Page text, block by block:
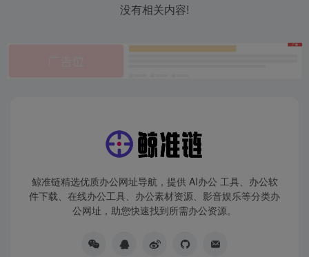
没有相关内容!
鲸准链精选优质办公网址导航，提供 AI办公 工具、办公软
件下载、在线办公工具、办公素材资源、影音娱乐等分类办
公网址，助您快速找到所需办公资源。